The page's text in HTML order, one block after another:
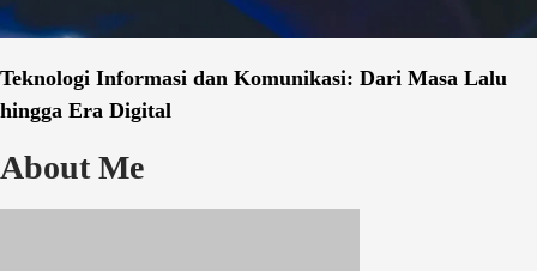
Teknologi Informasi dan Komunikasi: Dari Masa Lalu
hingga Era Digital
About Me